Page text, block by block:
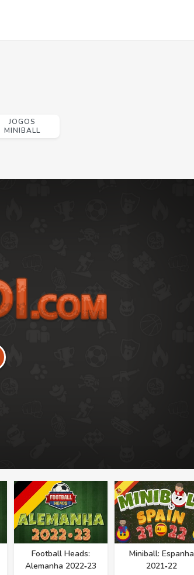
JOGOS
MINIBALL
Football Heads:
Alemanha 2022‑23
Miniball: Espanha
2021‑22